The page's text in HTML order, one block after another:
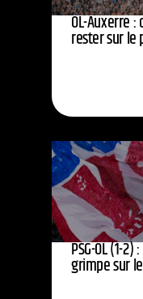
OL-Auxerre
rester sur le
PSG-OL (1-
grimpe sur